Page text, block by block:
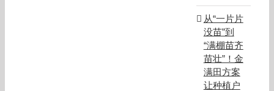
从“一片片
没苗”到
“满棚苗齐
苗壮”！金
满田方案
让种植户